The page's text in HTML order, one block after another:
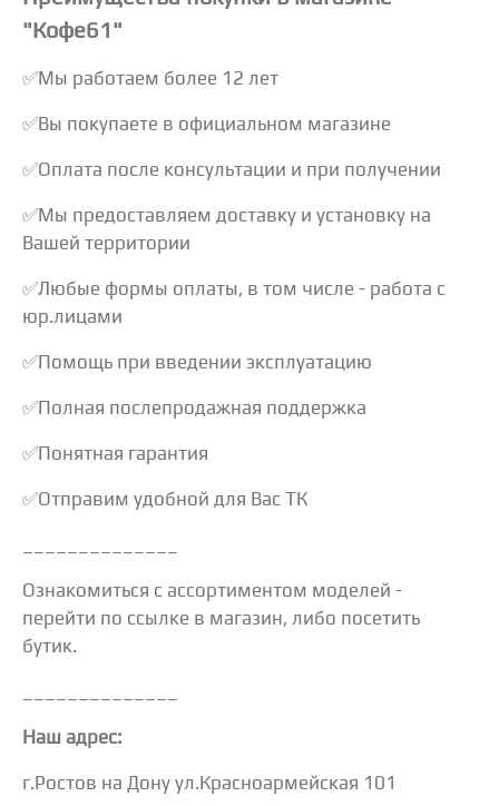
"Кофе61"
✅Мы работаем более 12 лет
✅Вы покупаете в официальном магазине
✅Оплата после консультации и при получении
✅Мы предоставляем доставку и установку на
Вашей территории
✅Любые формы оплаты, в том числе - работа с
юр.лицами
✅Помощь при введении эксплуатацию
✅Полная послепродажная поддержка
✅Понятная гарантия
✅Отправим удобной для Вас ТК
Ознакомиться с ассортиментом моделей -
перейти по ссылке в магазин, либо посетить
бутик.
Наш адрес:
г.Ростов на Дону ул.Красноармейская 101